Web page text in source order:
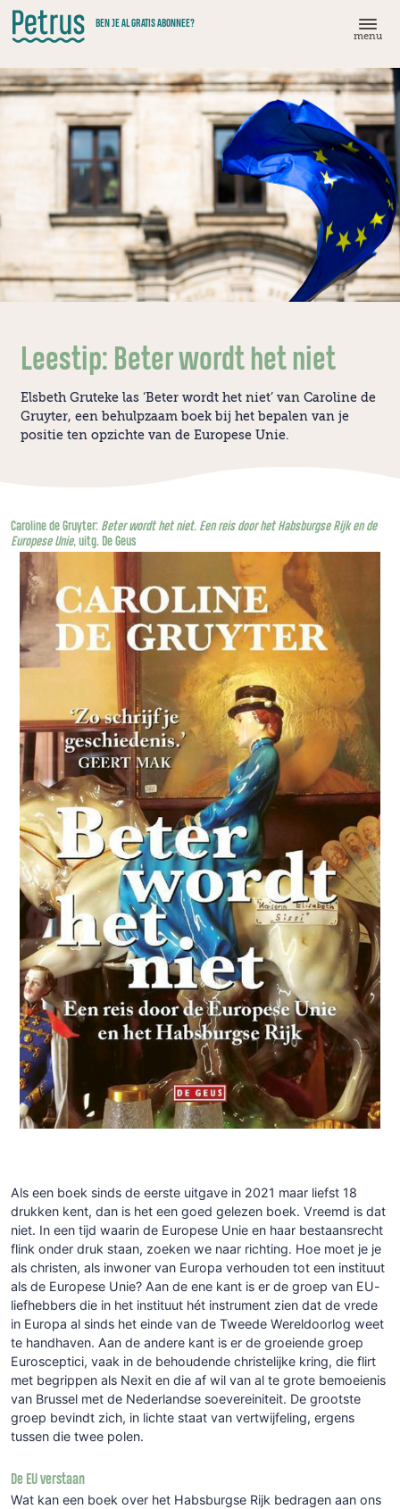
Doorgaan
naar
hoofdinhoud
BEN JE AL GRATIS ABONNEE?
menu
Leestip: Beter wordt het niet
Elsbeth Gruteke las ‘Beter wordt het niet’ van Caroline de
Gruyter, een behulpzaam boek bij het bepalen van je
positie ten opzichte van de Europese Unie.
Caroline de Gruyter: Beter wordt het niet. Een reis door het Habsburgse Rijk en de
Europese Unie, uitg. De Geus
Als een boek sinds de eerste uitgave in 2021 maar liefst 18
drukken kent, dan is het een goed gelezen boek. Vreemd is dat
niet. In een tijd waarin de Europese Unie en haar bestaansrecht
flink onder druk staan, zoeken we naar richting. Hoe moet je je
als christen, als inwoner van Europa verhouden tot een instituut
als de Europese Unie? Aan de ene kant is er de groep van EU-
liefhebbers die in het instituut hét instrument zien dat de vrede
in Europa al sinds het einde van de Tweede Wereldoorlog weet
te handhaven. Aan de andere kant is er de groeiende groep
Eurosceptici, vaak in de behoudende christelijke kring, die flirt
met begrippen als Nexit en die af wil van al te grote bemoeienis
van Brussel met de Nederlandse soevereiniteit. De grootste
groep bevindt zich, in lichte staat van vertwijfeling, ergens
tussen die twee polen.
De EU verstaan
Wat kan een boek over het Habsburgse Rijk bedragen aan ons